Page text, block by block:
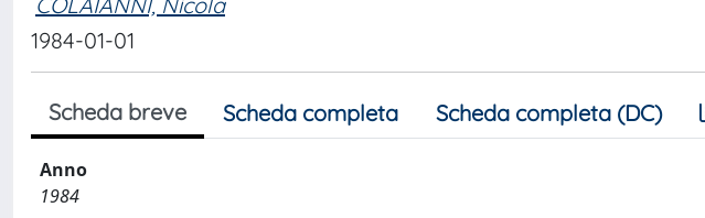
1984-01-01
Scheda breve Scheda completa Scheda completa (DC)
Anno
1984